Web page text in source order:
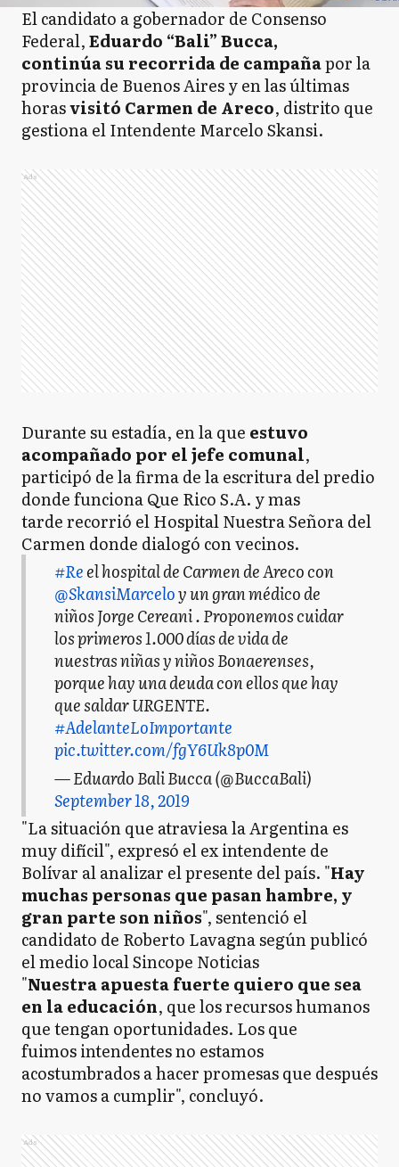
El candidato a gobernador de Consenso
Federal,Eduardo “Bali” Bucca,
continúa su recorrida de campañapor la
provincia de Buenos Aires y en las últimas
horasvisitó Carmen de Areco, distrito que
gestiona el Intendente Marcelo Skansi.
Ads
Durante su estadía, en la que estuvo
acompañado por el jefe comunal,
participó de la firma de la escritura del predio
donde funciona Que Rico S.A. y mas
tarde recorrió el Hospital Nuestra Señora del
Carmen donde dialogó con vecinos.
#Reel hospital de Carmen de Areco con
@SkansiMarceloy un gran médico de
niños Jorge Cereani . Proponemos cuidar
los primeros 1.000 días de vida de
nuestras niñas y niños Bonaerenses,
porque hay una deuda con ellos que hay
que saldar URGENTE.
#AdelanteLoImportante
pic.twitter.com/fgY6Uk8p0M
— Eduardo Bali Bucca (@BuccaBali)
September 18, 2019
"La situación que atraviesa la Argentina es
muy difícil", expresó el ex intendente de
Bolívar al analizar el presente del país. "Hay
muchas personas que pasan hambre, y
gran parte son niños", sentenció el
candidato de Roberto Lavagna según publicó
el medio local Sincope Noticias
"Nuestra apuesta fuerte quiero que sea
en la educación, que los recursos humanos
que tengan oportunidades. Los que
fuimos intendentes no estamos
acostumbrados a hacer promesas que después
no vamos a cumplir", concluyó.
Ads